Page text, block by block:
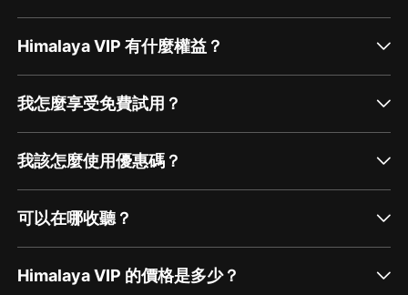
Himalaya VIP 有什麼權益？
我怎麼享受免費試用？
我該怎麼使用優惠碼？
可以在哪收聽？
Himalaya VIP 的價格是多少？